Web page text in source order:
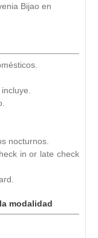
Bijao en
nocturnos.
in or late check
modalidad